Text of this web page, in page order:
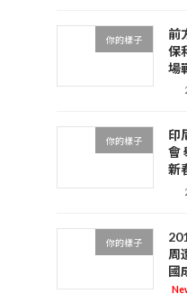
你的樣子
前
保
場
你的樣子
印
會
新
你的樣子
周
國